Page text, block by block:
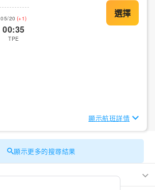
05/20 (+1)
00:35
TPE
顯示航班詳情
顯示更多的搜尋結果